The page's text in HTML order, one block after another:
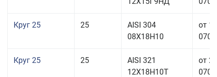
Круг 25 25
AISI 304
08Х18Н10
от
Круг 25 25
AISI 321
12Х18Н10Т
от